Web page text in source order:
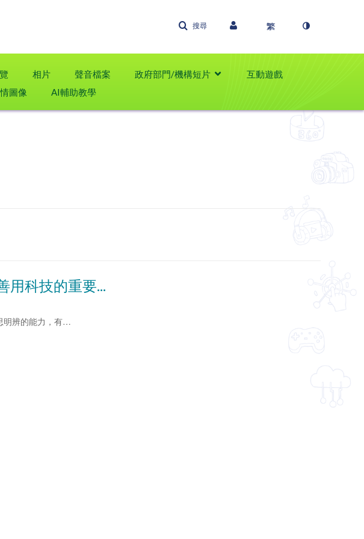
搜尋
相片 聲音檔案 政府部門/機構短片
互動遊戲
圖像 AI輔助教學
喜閱一生(悅讀真善美之書送善用科技的重要性)──
明辨的能力，有…